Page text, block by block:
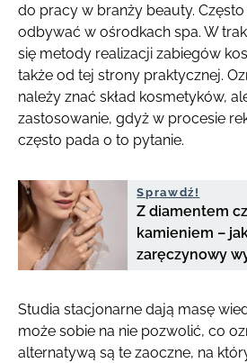
do pracy w branży beauty.
odbywać w ośrodkach spa. W
się metody realizacji zabiegów
także od tej strony praktycznej.
należy znać skład kosmetyków,
zastosowanie, gdyż w procesie
często pada o to pytanie.
Sprawdź!
Z diamentem
kamieniem –
zaręczynowy
Studia stacjonarne dają masę
może sobie na nie pozwolić, co
alternatywą są te zaoczne, na